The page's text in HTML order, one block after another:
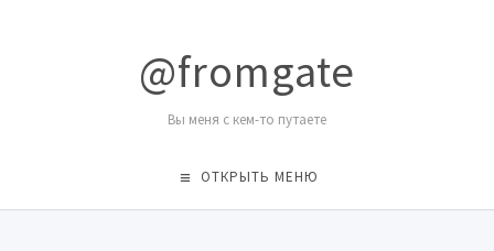
@fromgate
Вы меня с кем-то путаете
ОТКРЫТЬ МЕНЮ